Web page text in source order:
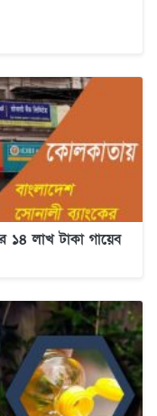
১৪ লাখ টাকা গায়েব